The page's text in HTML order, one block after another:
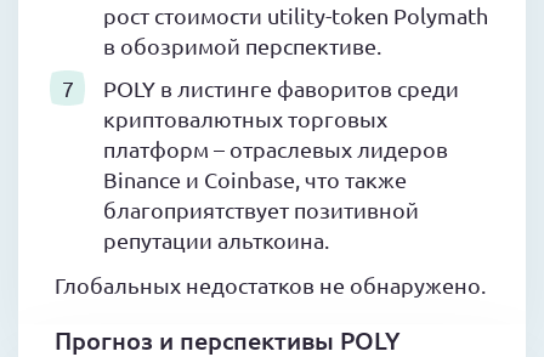
рост стоимости utility-token Polymath
в обозримой перспективе.
POLY в листинге фаворитов среди
криптовалютных торговых
платформ – отраслевых лидеров
Binance и Coinbase, что также
благоприятствует позитивной
репутации альткоина.
Глобальных недостатков не обнаружено.
Прогноз и перспективы POLY